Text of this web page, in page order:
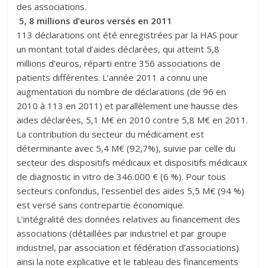
des associations.
5, 8 millions d’euros versés en 2011
113 déclarations ont été enregistrées par la HAS pour
un montant total d’aides déclarées, qui atteint 5,8
millions d’euros, réparti entre 356 associations de
patients différentes. L’année 2011 a connu une
augmentation du nombre de déclarations (de 96 en
2010 à 113 en 2011) et parallèlement une hausse des
aides déclarées, 5,1 M€ en 2010 contre 5,8 M€ en 2011.
La contribution du secteur du médicament est
déterminante avec 5,4 M€ (92,7%), suivie par celle du
secteur des dispositifs médicaux et dispositifs médicaux
de diagnostic in vitro de 346.000 € (6 %). Pour tous
secteurs confondus, l’essentiel des aides 5,5 M€ (94 %)
est versé sans contrepartie économique.
L’intégralité des données relatives au financement des
associations (détaillées par industriel et par groupe
industriel, par association et fédération d’associations)
ainsi la note explicative et le tableau des financements